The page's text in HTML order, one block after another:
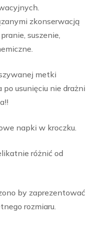
zkonserwacją
suszenie,
metki
usunięciu nie drażni
napki w kroczku.
różnić od
by zaprezentować
rozmiaru.